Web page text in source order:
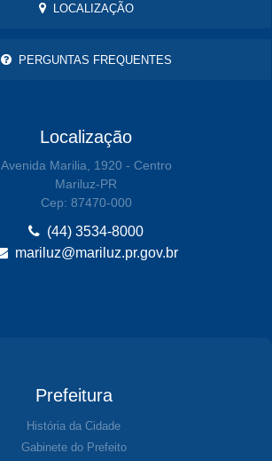
LOCALIZAÇÃO
PERGUNTAS FREQUENTES
Localização
Avenida Marilia, 1920 - Centro
Mariluz-PR
Cep: 87470-000
(44) 3534-8000
mariluz@mariluz.pr.gov.br
Prefeitura
História da Cidade
Gabinete do Prefeito